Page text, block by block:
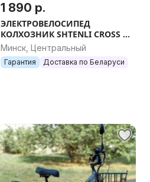
1 890 р.
ЭЛЕКТРОВЕЛОСИПЕД
КОЛХОЗНИК SHTENLI CROSS V-
8L +ПОДАРКИ ВНУТРИ
+РАССРОЧКА ДОСТАВКА
БЕСПЛАТНО
Минск, Центральный
Гарантия Доставка по Беларуси